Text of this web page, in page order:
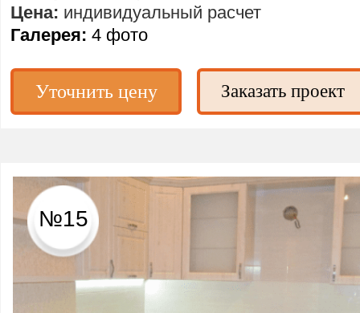
№15
Уточнить цену Заказать проект
Цена: индивидуальный расчет
Галерея: 4 фото